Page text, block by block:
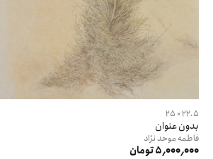
22.5 × 25
بدون عنوان
فاطمه موحد نژاد
5٬000٬000 تومان